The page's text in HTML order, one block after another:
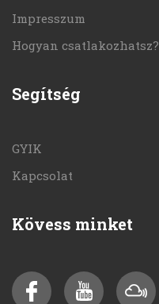
Impresszum
Hogyan csatlakozhatsz?
Segítség
GYIK
Kapcsolat
Kövess minket